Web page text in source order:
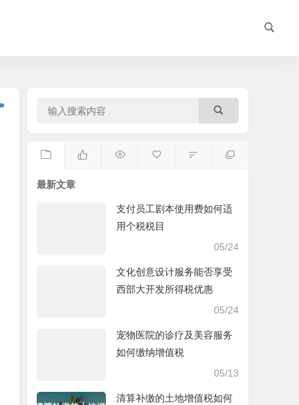
最新文章
支付员工剧本使用费如何适
用个税税目
05/24
文化创意设计服务能否享受
西部大开发所得税优惠
05/24
宠物医院的诊疗及美容服务
如何缴纳增值税
05/13
清算补缴的土地增值税如何